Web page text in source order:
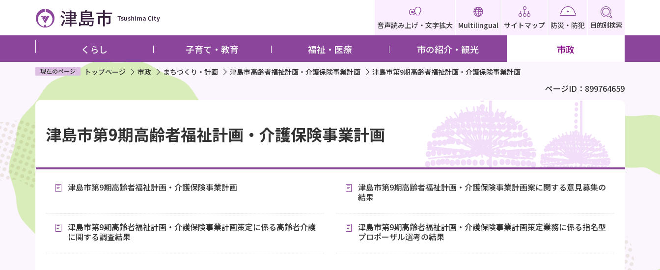
ペ
ジ
す
音声読み上げ・文字拡大 Multilingual サイトマップ 防災・防犯 目的別検索
くらし 子育て・教育 福祉・医療 市の紹介・観光 市政
現在のページ トップページ 市政 まちづくり・計画 津島市高齢者福祉計画・介護保険事業計画 津島市第9期高齢者福祉計画・介護保険事業計画
ページID：899764659
文
こ
こ
か
ら
津島市第9期高齢者福祉計画・介護保険事業計画
津島市第9期高齢者福祉計画・介護保険事業計画
津島市第9期高齢者福祉計画・介護保険事業計画案に関する意見募集の
結果
津島市第9期高齢者福祉計画・介護保険事業計画策定に係る高齢者介護
に関する調査結果
津島市第9期高齢者福祉計画・介護保険事業計画策定業務に係る指名型
プロポーザル選考の結果